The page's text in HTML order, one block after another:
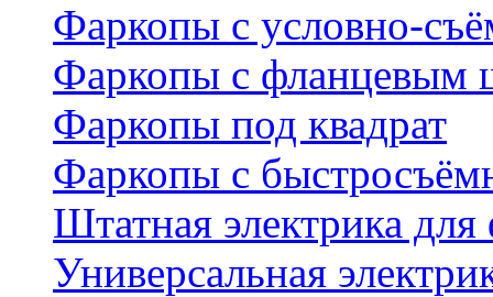
Фаркопы с условно-
Фаркопы с фланцевым
Фаркопы под квадрат
Фаркопы с
Штатная электрика
Универсальная